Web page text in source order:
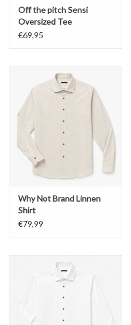
Off the pitch Sensi
Oversized Tee
€69,95
Why Not Brand Linnen
Shirt
€79,99